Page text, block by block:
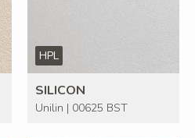
HPL
SILICON
Unilin | 00625 BST